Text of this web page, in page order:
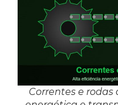
Correntes e